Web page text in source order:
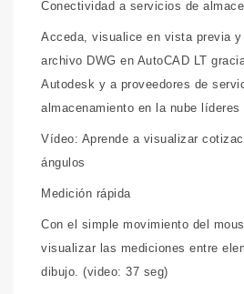
Conectividad a servicios de
Acceda, visualice en vista previa y
archivo DWG en AutoCAD LT
Autodesk y a proveedores de
almacenamiento en la nube líderes
Vídeo: Aprende a visualizar
ángulos
Medición rápida
Con el simple movimiento del
visualizar las mediciones entre
dibujo. (video: 37 seg)